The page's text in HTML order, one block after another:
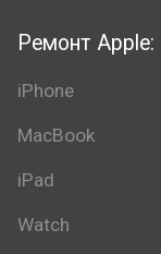
Ремонт Apple:
iPhone
MacBook
iPad
Watch